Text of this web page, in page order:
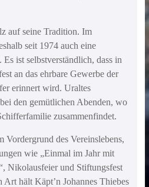
auf seine Tradition. Im
seit 1974 auch eine
ist selbstverständlich, dass in
an das ehrbare Gewerbe der
erinnert wird. Uraltes
den gemütlichen Abenden, wo
zusammenfindet.
Vordergrund des Vereinslebens,
wie „Einmal im Jahr mit
Nikolausfeier und Stiftungsfest
hält Käpt’n Johannes Thiebes